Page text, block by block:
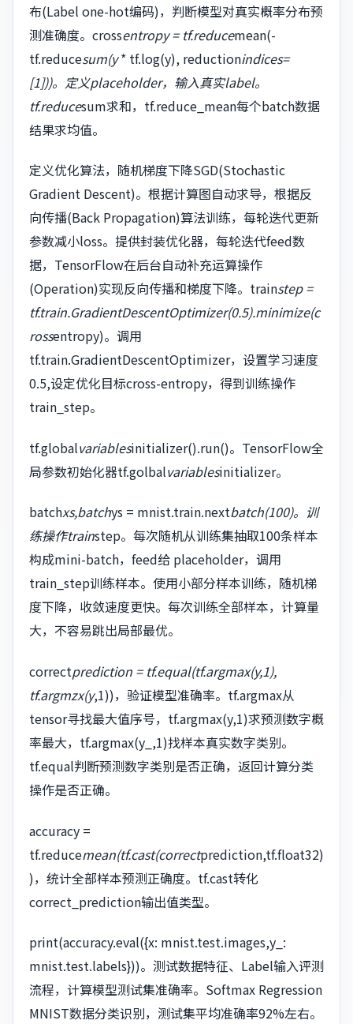
布(Label one-hot编码)，判断模型对真实概率分布预
测准确度。crossentropy = tf.reducemean(-
tf.reducesum(y* tf.log(y), reductionindices=
[1]))。定义placeholder，输入真实label。
tf.reducesum求和，tf.reduce_mean每个batch数据
结果求均值。
定义优化算法，随机梯度下降SGD(Stochastic
Gradient Descent)。根据计算图自动求导，根据反
向传播(Back Propagation)算法训练，每轮迭代更新
参数减小loss。提供封装优化器，每轮迭代feed数
据，TensorFlow在后台自动补充运算操作
(Operation)实现反向传播和梯度下降。trainstep =
tf.train.GradientDescentOptimizer(0.5).minimize(c
rossentropy)。调用
tf.train.GradientDescentOptimizer，设置学习速度
0.5,设定优化目标cross-entropy，得到训练操作
train_step。
tf.globalvariablesinitializer().run()。TensorFlow全
局参数初始化器tf.golbalvariablesinitializer。
batchxs,batchys = mnist.train.nextbatch(100)。训
练操作trainstep。每次随机从训练集抽取100条样本
构成mini-batch，feed给 placeholder，调用
train_step训练样本。使用小部分样本训练，随机梯
度下降，收敛速度更快。每次训练全部样本，计算量
大，不容易跳出局部最优。
correctprediction = tf.equal(tf.argmax(y,1),
tf.argmzx(y,1))，验证模型准确率。tf.argmax从
tensor寻找最大值序号，tf.argmax(y,1)求预测数字概
率最大，tf.argmax(y_,1)找样本真实数字类别。
tf.equal判断预测数字类别是否正确，返回计算分类
操作是否正确。
accuracy =
tf.reducemean(tf.cast(correctprediction,tf.float32)
)，统计全部样本预测正确度。tf.cast转化
correct_prediction输出值类型。
print(accuracy.eval({x: mnist.test.images,y_:
mnist.test.labels}))。测试数据特征、Label输入评测
流程，计算模型测试集准确率。Softmax Regression
MNIST数据分类识别，测试集平均准确率92%左右。